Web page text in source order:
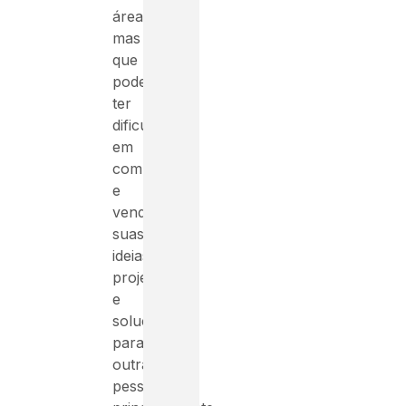
área,
mas
que
pode
ter
dificuldades
em
comunicar
e
vender
suas
ideias,
projetos
e
soluções
para
outras
pessoas,